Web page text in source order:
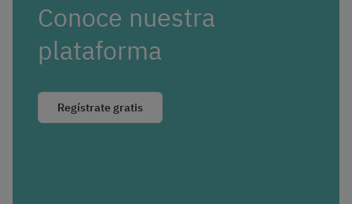
Conoce nuestra
plataforma
Regístrate gratis